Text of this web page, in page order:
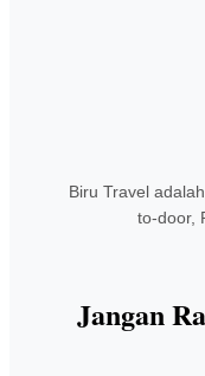
Biru Travel
to-door,
Jangan